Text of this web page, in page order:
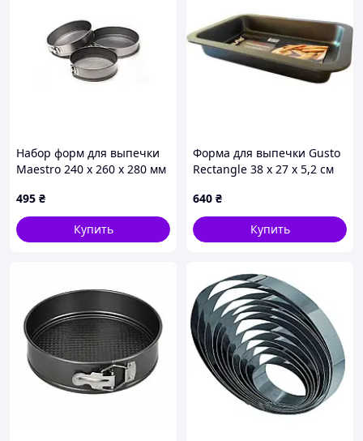
Набор форм для выпечки
Maestro 240 х 260 х 280 мм
495 ₴
Купить
Форма для выпечки Gusto
Rectangle 38 x 27 x 5,2 см
640 ₴
Купить